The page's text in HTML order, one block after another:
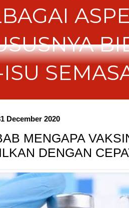
December 2020
MENGAPA
DENGAN